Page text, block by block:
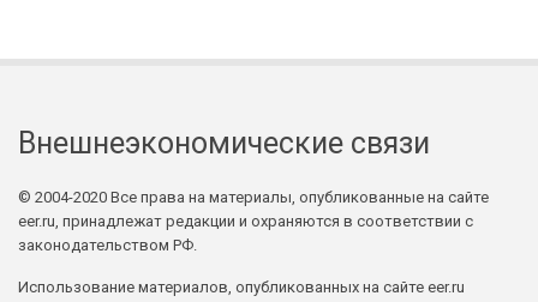
Внешнеэкономические связи
© 2004-2020 Все права на материалы, опубликованные на сайте
eer.ru, принадлежат редакции и охраняются в соответствии с
законодательством РФ.
Использование материалов, опубликованных на сайте eer.ru